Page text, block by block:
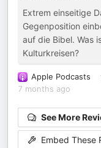
Extrem einseitige
Gegenposition
auf die Bibel. Was
Kulturkreisen?
Apple Podcasts
7 months ago
See More
Embed These